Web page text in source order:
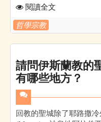
閱讀全文
哲學宗教
請問伊斯蘭教的
有哪些地方？
回教的聖城除了耶路撒